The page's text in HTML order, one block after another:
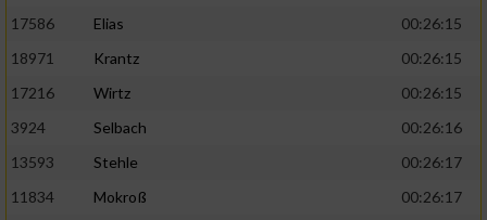
17586
Elias
00:26:15
18971
Krantz
00:26:15
17216
Wirtz
00:26:15
3924
Selbach
00:26:16
13593
Stehle
00:26:17
11834
Mokroß
00:26:17